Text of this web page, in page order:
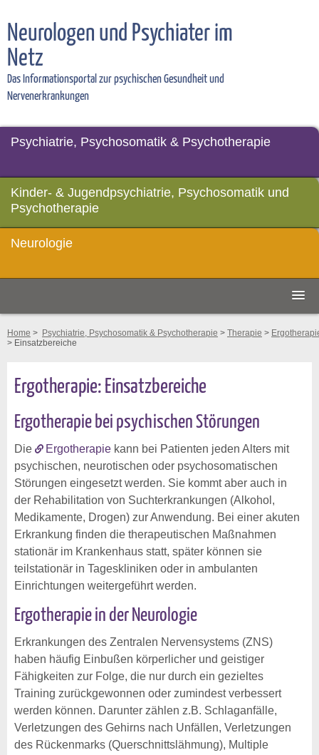
Neurologen und Psychiater im
Netz
Das Informationsportal zur psychischen Gesundheit und
Nervenerkrankungen
Psychiatrie, Psychosomatik & Psychotherapie
Kinder- & Jugendpsychiatrie, Psychosomatik und
Psychotherapie
Neurologie
Home > Psychiatrie, Psychosomatik & Psychotherapie > Therapie >
> Einsatzbereiche
Ergotherapie: Einsatzbereiche
Ergotherapie bei psychischen Störungen
Die Ergotherapie kann bei Patienten jeden Alters mit
psychischen, neurotischen oder psychosomatischen
Störungen eingesetzt werden. Sie kommt aber auch in
der Rehabilitation von Suchterkrankungen (Alkohol,
Medikamente, Drogen) zur Anwendung. Bei einer akuten
Erkrankung finden die therapeutischen Maßnahmen
stationär im Krankenhaus statt, später können sie
teilstationär in Tageskliniken oder in ambulanten
Einrichtungen weitergeführt werden.
Ergotherapie in der Neurologie
Erkrankungen des Zentralen Nervensystems (ZNS)
haben häufig Einbußen körperlicher und geistiger
Fähigkeiten zur Folge, die nur durch ein gezieltes
Training zurückgewonnen oder zumindest verbessert
werden können. Darunter zählen z.B. Schlaganfälle,
Verletzungen des Gehirns nach Unfällen, Verletzungen
des Rückenmarks (Querschnittslähmung), Multiple